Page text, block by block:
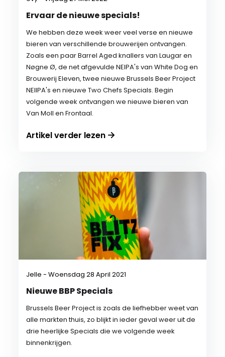
Ervaar de nieuwe specials!
We hebben deze week weer veel verse en nieuwe
bieren van verschillende brouwerijen ontvangen.
Zoals een paar Barrel Aged knallers van Laugar en
Nøgne Ø, de net afgevulde NEIPA's van White Dog en
Brouwerij Eleven, twee nieuwe Brussels Beer Project
NEIIPA's en nieuwe Two Chefs Specials. Begin
volgende week ontvangen we nieuwe bieren van
Van Moll en Frontaal.
Artikel verder lezen
Jelle - Woensdag 28 April 2021
Nieuwe BBP Specials
Brussels Beer Project is zoals de liefhebber weet van
alle markten thuis, zo blijkt in ieder geval weer uit de
drie heerlijke Specials die we volgende week
binnenkrijgen.